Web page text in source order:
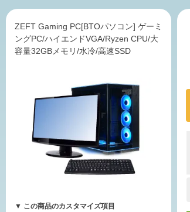
ZEFT Gaming PC[BTOパソコン] ゲーミ
ングPC/ハイエンドVGA/Ryzen CPU/大
容量32GBメモリ/水冷/高速SSD
▼ この商品のカスタマイズ項目